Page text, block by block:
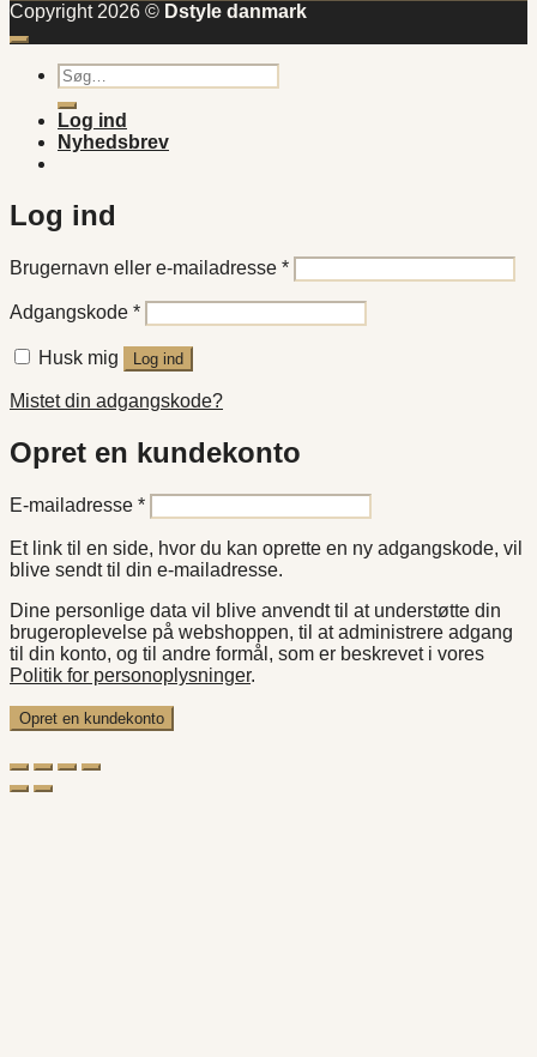
Copyright 2026 © Dstyle danmark
Søg
efter:
Log ind
Nyhedsbrev
Log ind
Brugernavn eller e-mailadresse *Påkrævet
Adgangskode *Påkrævet
Husk mig Log ind
Mistet din adgangskode?
Opret en kundekonto
E-mailadresse *Påkrævet
Et link til en side, hvor du kan oprette en ny adgangskode, vil
blive sendt til din e-mailadresse.
Dine personlige data vil blive anvendt til at understøtte din
brugeroplevelse på webshoppen, til at administrere adgang
til din konto, og til andre formål, som er beskrevet i vores
Politik for personoplysninger.
Opret en kundekonto